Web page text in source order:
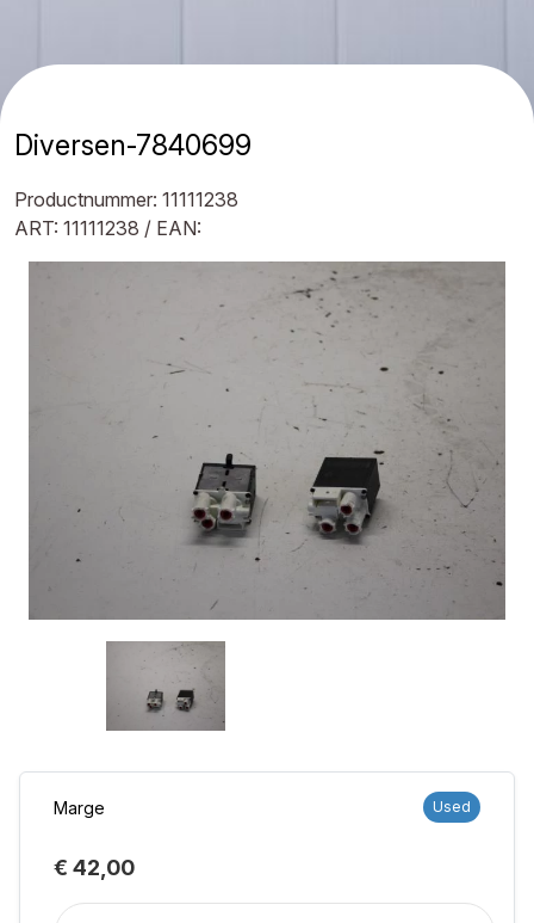
Diversen-7840699
Productnummer: 11111238
ART: 11111238 / EAN:
Marge Used
€ 42,00